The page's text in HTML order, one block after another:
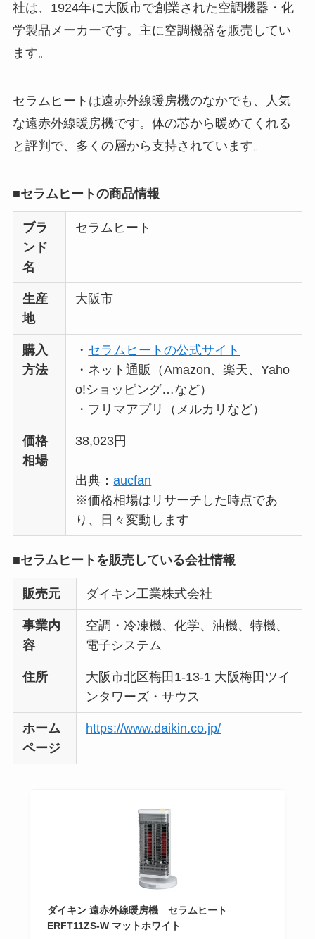
社は、1924年に大阪市で創業された空調機器・化
学製品メーカーです。主に空調機器を販売してい
ます。
セラムヒートは遠赤外線暖房機のなかでも、人気
な遠赤外線暖房機です。体の芯から暖めてくれる
と評判で、多くの層から支持されています。
■セラムヒートの商品情報
ブラ
ンド
名
セラムヒート
生産
地
大阪市
購入
方法
・ セラムヒートの公式サイト
・ネット通販（Amazon、楽天、Yaho
o!ショッピング…など）
・フリマアプリ（メルカリなど）
価格
相場
38,023円
出典：aucfan
※価格相場はリサーチした時点であ
り、日々変動します
■セラムヒートを販売している会社情報
販売元 ダイキン工業株式会社
事業内
容
空調・冷凍機、化学、油機、特機、
電子システム
住所
大阪市北区梅田1-13-1 大阪梅田ツイ
ンタワーズ・サウス
ホーム
ページ
https://www.daikin.co.jp/
ダイキン 遠赤外線暖房機 セラムヒート
ERFT11ZS-W マットホワイト